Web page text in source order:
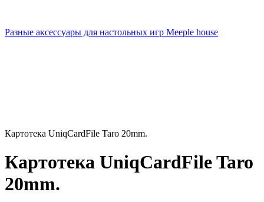
Разные аксессуары для настольных игр Meeple house
Картотека UniqCardFile Taro 20mm.
Картотека UniqCardFile Taro
20mm.